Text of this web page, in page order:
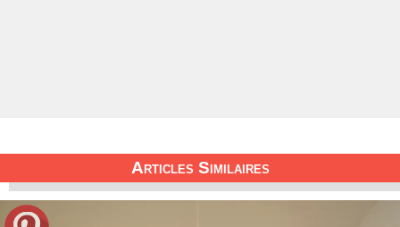
Articles Similaires